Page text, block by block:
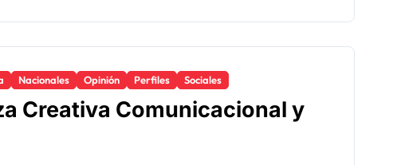
Nacionales Opinión Perfiles Sociales
Creativa Comunicacional y